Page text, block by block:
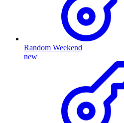
Random Weekend
new